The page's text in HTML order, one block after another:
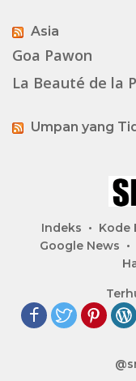
Asia
Goa Pawon
La Beauté de la
Umpan yang
Indeks Kode
Google News